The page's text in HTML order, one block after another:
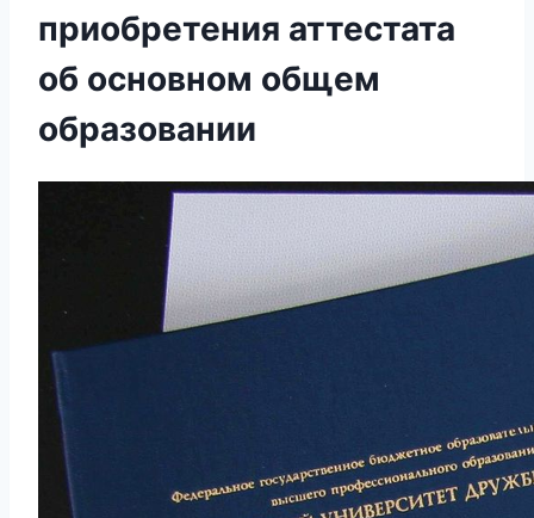
приобретения аттестата
об основном общем
образовании